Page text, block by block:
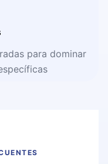
para dominar